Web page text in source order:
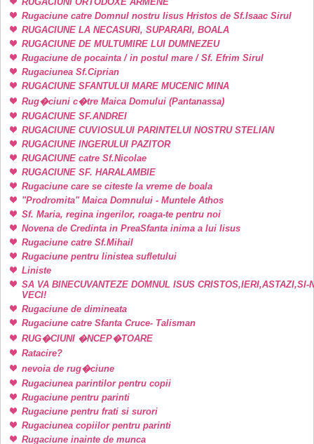
Rugaciune catre Domnul nostru Iisus Hristos de Sf.Isaac Sirul
RUGACIUNE LA NECASURI, SUPARARI, BOALA
RUGACIUNE DE MULTUMIRE LUI DUMNEZEU
Rugaciune de pocainta / in postul mare / Sf. Efrim Sirul
Rugaciunea Sf.Ciprian
RUGACIUNE SFANTULUI MARE MUCENIC MINA
Rug�ciuni c�tre Maica Domului (Pantanassa)
RUGACIUNE SF.ANDREI
RUGACIUNE CUVIOSULUI PARINTELUI NOSTRU STELIAN
RUGACIUNE INGERULUI PAZITOR
RUGACIUNE catre Sf.Nicolae
RUGACIUNE SF. HARALAMBIE
Rugaciune care se citeste la vreme de boala
"Prodromita" Maica Domnului - Muntele Athos
Sf. Maria, regina ingerilor, roaga-te pentru noi
Novena de Credinta in PreaSfanta inima a lui Iisus
Rugaciune catre Sf.Mihail
Rugaciune pentru linistea sufletului
Liniste
SA VA BINECUVANTEZE DOMNUL ISUS CRISTOS,IERI,ASTAZI,SI-
VECI!
Rugaciune de dimineata
Rugaciune catre Sfanta Cruce- Talisman
RUG�CIUNI �NCEP�TOARE
Ratacire?
nevoia de rug�ciune
Rugaciunea parintilor pentru copii
Rugaciune pentru parinti
Rugaciune pentru frati si surori
Rugaciunea copiilor pentru parinti
Rugaciune inainte de munca